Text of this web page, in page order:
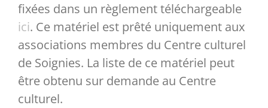
Ateliers
Cadre scolaire
Urban Day
Nos productions
Candidatures
fixées dans un règlement téléchargeable
ici. Ce matériel est prêté uniquement aux
associations membres du Centre culturel
de Soignies. La liste de ce matériel peut
être obtenu sur demande au Centre
culturel.